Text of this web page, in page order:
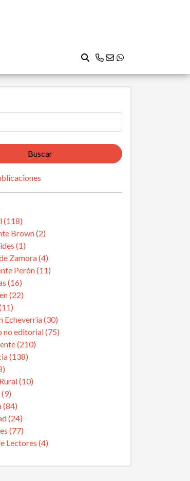
Buscar
(118)
Brown (2)
(1)
Zamora (4)
Perón (11)
(16)
(22)
Echeverria (30)
no editorial (75)
(210)
(138)
(10)
(84)
(24)
(77)
Lectores (4)